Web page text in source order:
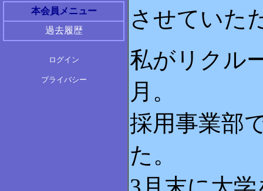
本会員メニュー
過去履歴
ログイン
プライバシー
させていた
私がリクル
月。
採用事業部
た。